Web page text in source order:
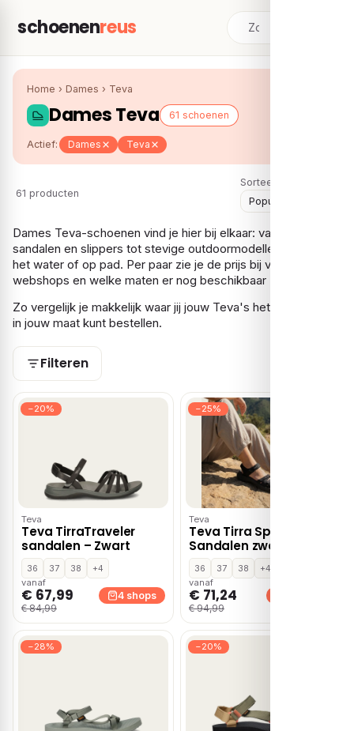
schoenenreus
Home › Dames › Teva
Dames Teva 61 schoenen
Actief: Dames Teva
61 producten
Sorteer:
Dames Teva-schoenen vind je hier bij elkaar: van iconische
sandalen en slippers tot stevige outdoormodellen voor op
het water of op pad. Per paar zie je de prijs bij verschillende
webshops en welke maten er nog beschikbaar zijn.
Zo vergelijk je makkelijk waar jij jouw Teva's het voordeligst
in jouw maat kunt bestellen.
Filteren
−20%
Teva
Teva TirraTraveler
sandalen – Zwart
36 37 38
+4
vanaf
€ 67,99
€ 84,99
4 shops
−25%
Teva
Teva Tirra Sport
Sandalen zwart Textiel
36 37 38
+4
vanaf
€ 71,24
€ 94,99
−28% −20%